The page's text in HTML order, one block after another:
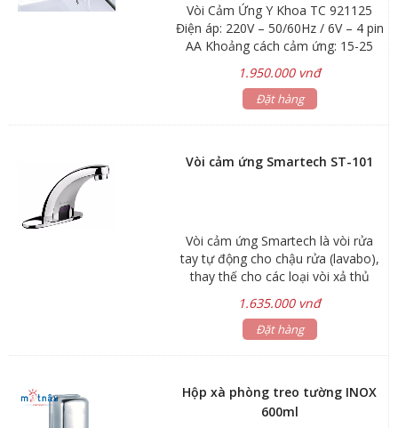
Vòi Cảm Ứng Y Khoa TC 921125
Điện áp: 220V – 50/60Hz / 6V – 4 pin
AA Khoảng cách cảm ứng: 15-25
cao: 32 cm Chất liệu : đồng mạ
chrome Sử dụng: pin và điện
1.950.000 vnđ
Đặt hàng
Vòi cảm ứng Smartech ST-101
Vòi cảm ứng Smartech là vòi rửa
tay tự động cho chậu rửa (lavabo),
thay thế cho các loại vòi xả thủ
công cộng, nhà ở cao cấp. Sử dụng
vòi cảm ứng không chỉ mang đến
thông minh Smartech đáp ứng đầy
đủ các tiêu chuẩn dành cho dự án:
1.635.000 vnđ
Đặt hàng
Hộp xà phòng treo tường INOX
600ml